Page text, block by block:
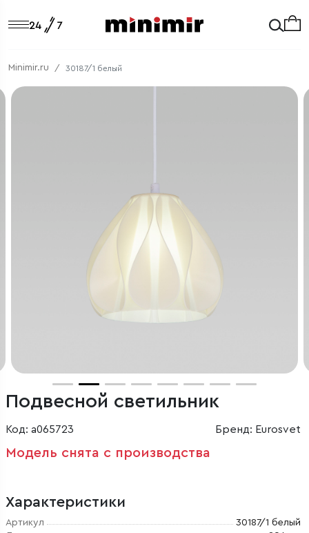
Minimir.ru 30187/1 белый
Подвесной светильник
Код: a065723 Бренд: Eurosvet
Модель снята с производства
Характеристики
Артикул
30187/1 белый